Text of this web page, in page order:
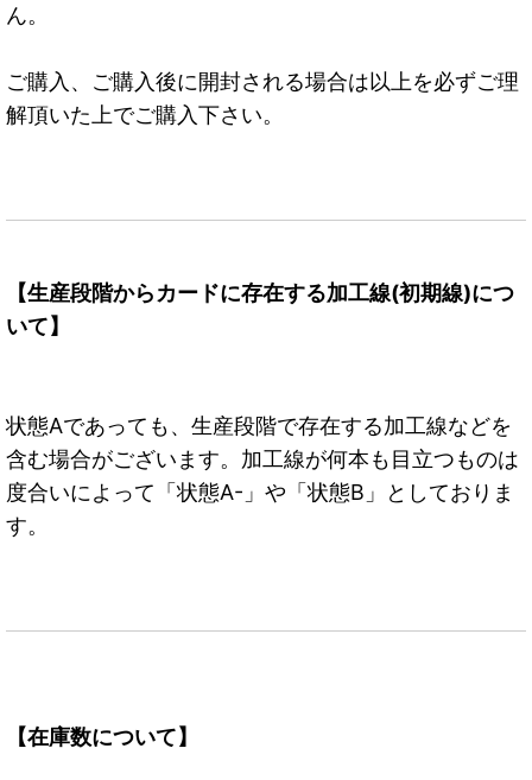
ん。
ご購入、ご購入後に開封される場合は以上を必ずご理
解頂いた上でご購入下さい。
【生産段階からカードに存在する加工線(初期線)につ
いて】
状態Aであっても、生産段階で存在する加工線などを
含む場合がございます。加工線が何本も目立つものは
度合いによって「状態A-」や「状態B」としておりま
す。
【在庫数について】